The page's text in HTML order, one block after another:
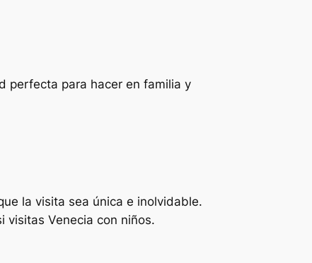
perfecta para hacer en familia y
la visita sea única e inolvidable.
visitas Venecia con niños.